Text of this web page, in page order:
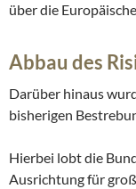
über die
Abbau des
Darüber hinaus
bisherigen
Hierbei lobt die
Ausrichtung für